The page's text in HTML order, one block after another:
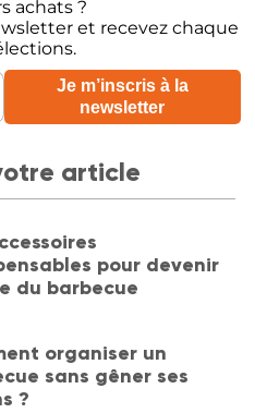
achats ?
et recevez chaque
article
pour devenir
du barbecue
organiser un
sans gêner ses
?